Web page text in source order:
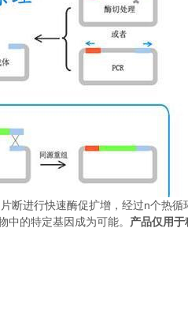
片断进行快速酶促扩增，经过n个热循
中的特定基因成为可能。 产品仅用于